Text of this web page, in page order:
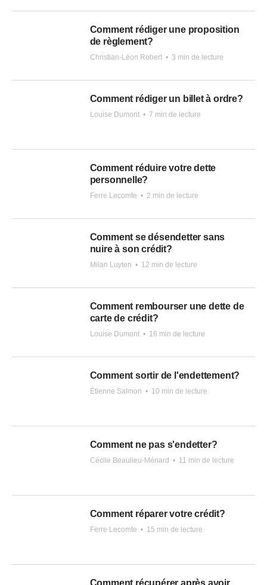
Comment rédiger une proposition
de règlement?
Christian-Léon Robert • 3 min de lecture
Comment rédiger un billet à ordre?
Louise Dumont • 7 min de lecture
Comment réduire votre dette
personnelle?
Ferre Lecomte • 2 min de lecture
Comment se désendetter sans
nuire à son crédit?
Milan Luyten • 12 min de lecture
Comment rembourser une dette de
carte de crédit?
Louise Dumont • 16 min de lecture
Comment sortir de l'endettement?
Étienne Salmon • 10 min de lecture
Comment ne pas s'endetter?
Cécile Beaulieu-Ménard • 11 min de lecture
Comment réparer votre crédit?
Ferre Lecomte • 15 min de lecture
Comment récupérer après avoir